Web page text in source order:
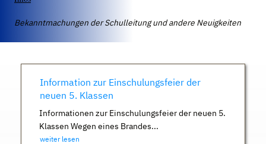
Bekanntmachungen der Schulleitung und andere Neuigkeiten
Information zur Einschulungsfeier der
neuen 5. Klassen
Informationen zur Einschulungsfeier der neuen 5.
Klassen Wegen eines Brandes...
weiter lesen